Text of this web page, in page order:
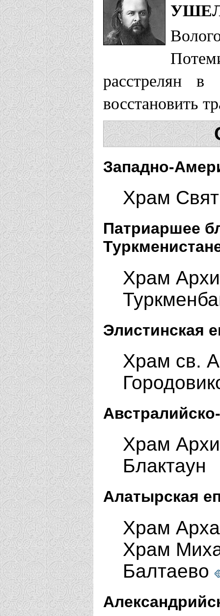
расстрелян
восстановить
Западно-
Храм
Патриаршее
Храм
Элистинская
Храм св.
Храм
Блактаун
Алатырская
Храм
Храм
Балтаево